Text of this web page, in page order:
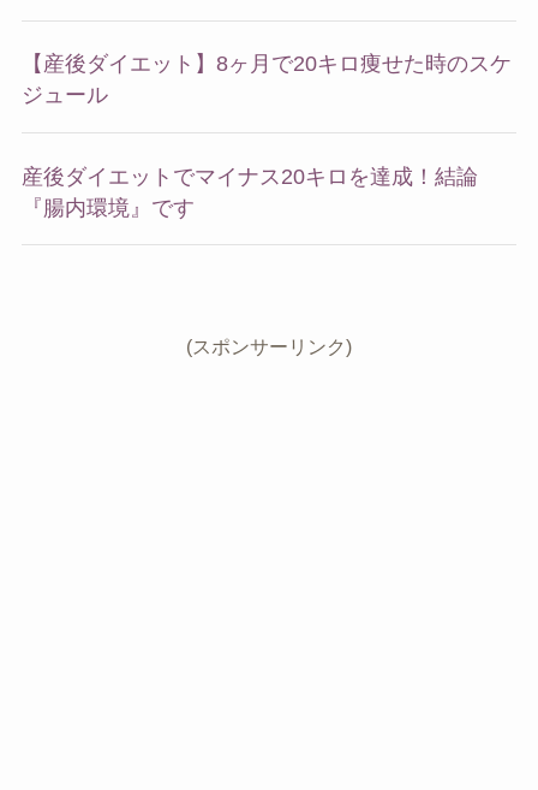
【産後ダイエット】8ヶ月で20キロ痩せた時のスケ
ジュール
産後ダイエットでマイナス20キロを達成！結論
『腸内環境』です
(スポンサーリンク)